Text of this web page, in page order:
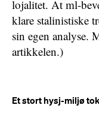
lojalitet. At ml-
klare stalinistiske
sin egen analyse.
artikkelen.)
Et stort hysj-miljø